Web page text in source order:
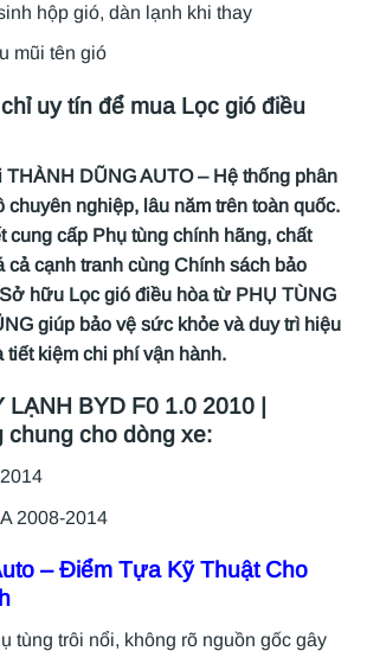
hộp gió, dàn lạnh khi thay
mũi tên gió
uy tín để mua Lọc gió điều
DŨNG AUTO – Hệ thống phân
chuyên nghiệp, lâu năm trên toàn quốc.
cung cấp Phụ tùng chính hãng, chất
cả cạnh tranh cùng Chính sách bảo
hữu Lọc gió điều hòa từ PHỤ TÙNG
giúp bảo vệ sức khỏe và duy trì hiệu
tiết kiệm chi phí vận hành.
LẠNH BYD F0 1.0 2010 |
chung cho dòng xe:
2008-2014
– Điểm Tựa Kỹ Thuật Cho
tùng trôi nổi, không rõ nguồn gốc gây